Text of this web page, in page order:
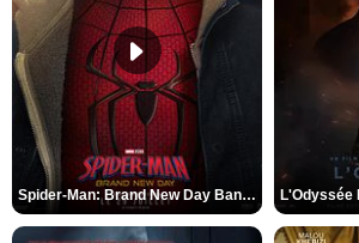
Spider-Man: Brand New Day Bande-annonce VO STFR